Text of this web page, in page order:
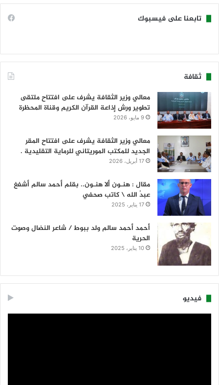
تابعنا على فيسبوك
ثقافة
معالي وزير الثقافة يشرف على افتتاح ملتقى
تطوير ورش إذاعة القرآن الكريم وقناة المحظرة
9 مايو، 2026
معالي وزير الثقافة يشرف على افتتاح المقر
الجديد للمكتب الموريتاني للرماية التقليدية .
17 أبريل، 2026
مقال : هنـون ألا هنـون.. بقلم أحمد سالم أشفغ
عبدُ الله \ كاتب صحفي
17 يناير، 2025
أحمد أحمد سالم ولد ببوط / شاعر النضال وصوت
الحرية
10 يناير، 2025
فيديو